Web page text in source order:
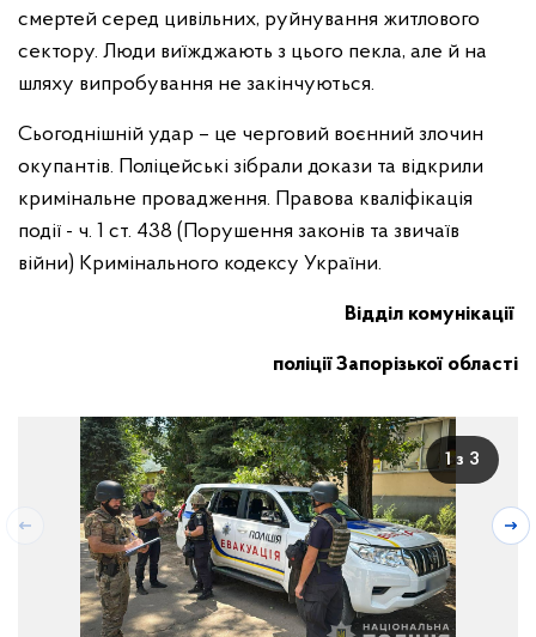
смертей серед цивільних, руйнування житлового
сектору. Люди виїжджають з цього пекла, але й на
шляху випробування не закінчуються.
Сьогоднішній удар – це черговий воєнний злочин
окупантів. Поліцейські зібрали докази та відкрили
кримінальне провадження. Правова кваліфікація
події - ч. 1 ст. 438 (Порушення законів та звичаїв
війни) Кримінального кодексу України.
Відділ комунікації
поліції Запорізької області
1 з 3